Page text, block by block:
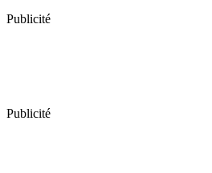
Publicité
Publicité